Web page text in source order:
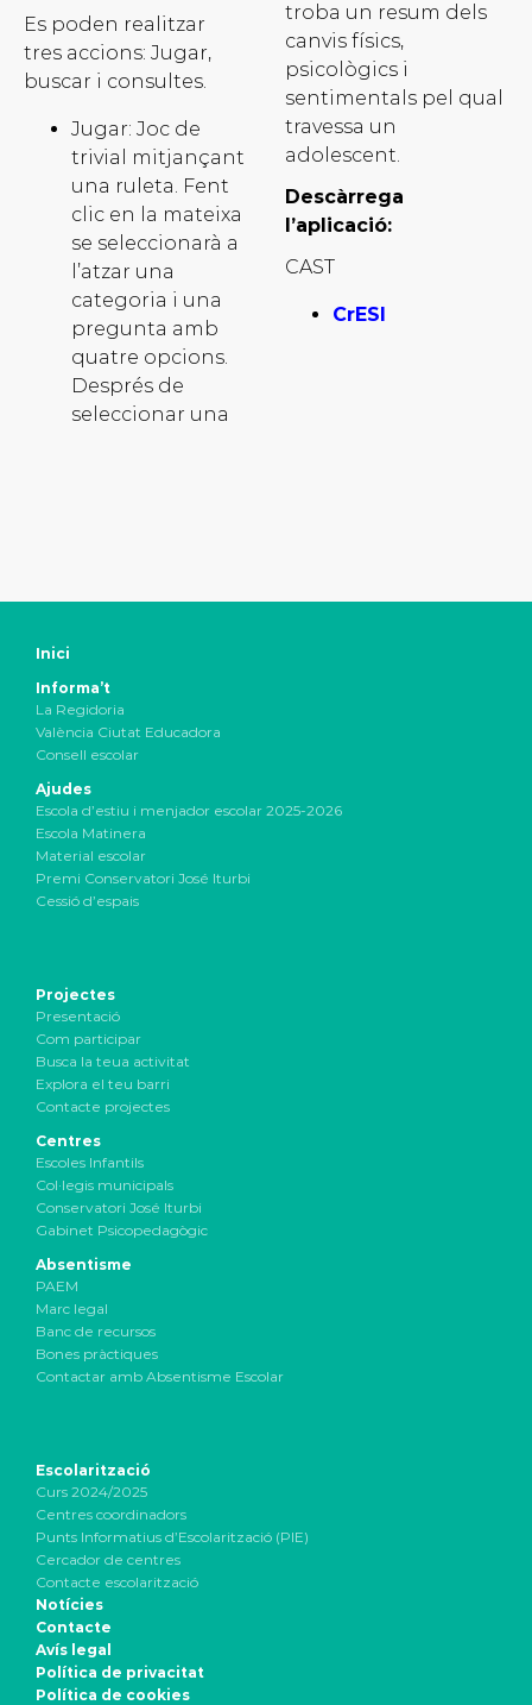
Es poden realitzar
tres accions: Jugar,
buscar i consultes.
Jugar: Joc de
trivial mitjançant
una ruleta. Fent
clic en la mateixa
se seleccionarà a
l’atzar una
categoria i una
pregunta amb
quatre opcions.
Després de
seleccionar una
troba un resum dels
canvis físics,
psicològics i
sentimentals pel qual
travessa un
adolescent.
Descàrrega
l’aplicació:
CAST
CrESI
Inici
Informa’t
La Regidoria
València Ciutat Educadora
Consell escolar
Ajudes
Escola d’estiu i menjador escolar 2025-2026
Escola Matinera
Material escolar
Premi Conservatori José Iturbi
Cessió d’espais
Projectes
Presentació
Com participar
Busca la teua activitat
Explora el teu barri
Contacte projectes
Centres
Escoles Infantils
Col·legis municipals
Conservatori José Iturbi
Gabinet Psicopedagògic
Absentisme
PAEM
Marc legal
Banc de recursos
Bones pràctiques
Contactar amb Absentisme Escolar
Escolarització
Curs 2024/2025
Centres coordinadors
Punts Informatius d’Escolarització (PIE)
Cercador de centres
Contacte escolarització
Notícies
Contacte
Avís legal
Política de privacitat
Política de cookies